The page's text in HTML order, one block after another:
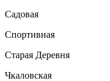
Садовая
Спортивная
Старая Деревня
Чкаловская